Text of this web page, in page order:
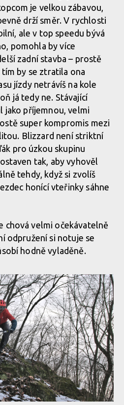
27
je velkou zábavou,
drží směr. V rychlosti
ale v top speedu bývá
pomohla by více
zadní stavba – prostě
by se ztratila ona
jízdy netrávíš na kole
já tedy ne. Stávající
jako příjemnou, velmi
super kompromis mezi
Blizzard není striktní
pro úzkou skupinu
tak, aby vyhověl
tehdy, když si zvolíš
honící vteřinky sáhne
chová velmi očekávatelně
odpružení si notuje se
hodně vyladěně.